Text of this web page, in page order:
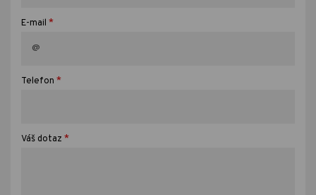
E-mail *
Telefon *
Váš dotaz *